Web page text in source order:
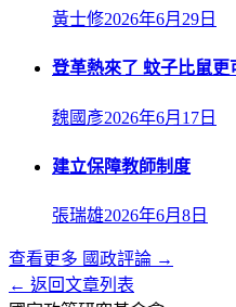
黃士修2026年6月29日
登革熱來了 蚊子比鼠更
魏國彥2026年6月17日
建立保障教師制度
張瑞雄2026年6月8日
查看更多 國政評論 →
← 返回文章列表